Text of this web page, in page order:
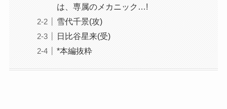
は、専属のメカニック…!
雪代千景(攻)
日比谷星来(受)
*本編抜粋